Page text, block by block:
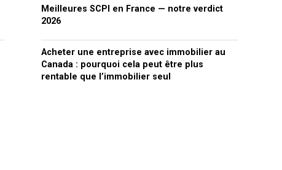
Meilleures SCPI en France — notre verdict
2026
Acheter une entreprise avec immobilier au
Canada : pourquoi cela peut être plus
rentable que l’immobilier seul